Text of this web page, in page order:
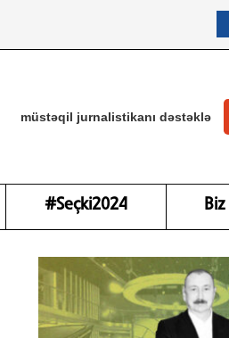
müstəqil jurnalistikanı dəstəklə
#Seçki2024